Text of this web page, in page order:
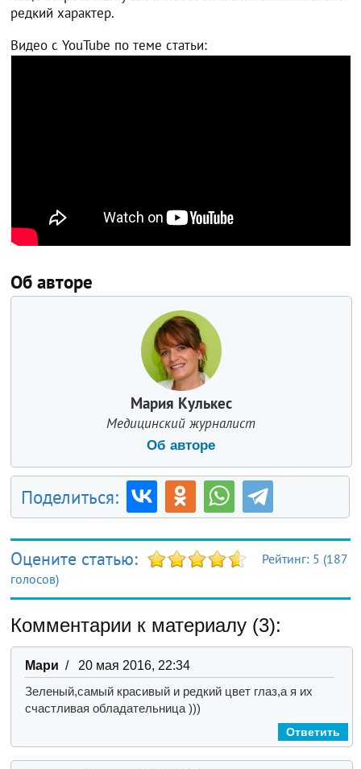
редкий характер.
Видео с YouTube по теме статьи:
Об авторе
Мария Кулькес
Медицинский журналист
Об авторе
Поделиться:
Оцените статью: Рейтинг: 5 (187
голосов)
Комментарии к материалу (3):
Мари/ 20 мая 2016, 22:34
Зеленый,самый красивый и редкий цвет глаз,а я их
счастливая обладательница )))
Ответить